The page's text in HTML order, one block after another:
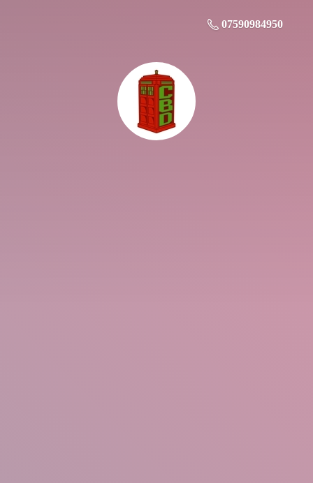
07590984950